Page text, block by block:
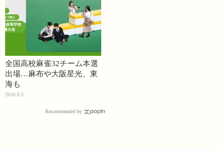
全国高校麻雀32チーム本選
出場…麻布や大阪星光、東
海も
2026.8.5
Recommended by